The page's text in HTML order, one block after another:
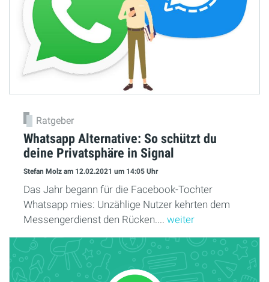
Ratgeber
Whatsapp Alternative: So schützt du
deine Privatsphäre in Signal
Stefan Molz am 12.02.2021 um 14:05 Uhr
Das Jahr begann für die Facebook-Tochter
Whatsapp mies: Unzählige Nutzer kehrten dem
Messengerdienst den Rücken.... weiter